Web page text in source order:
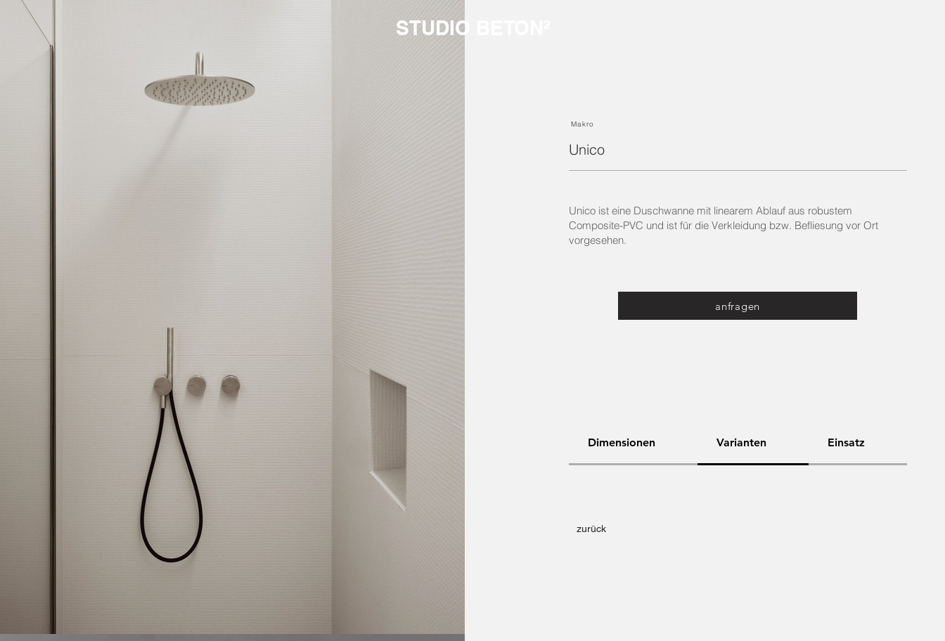
STUDIO BETON²
Makro
Unico
Unico ist eine Duschwanne mit linearem Ablauf aus robustem
Composite-PVC und ist für die Verkleidung bzw. Befliesung vor Ort
vorgesehen.
anfragen
Dimensionen Varianten Einsatz
zurück